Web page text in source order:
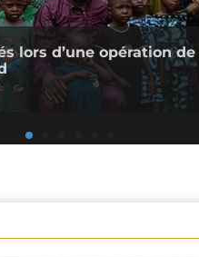
lors d’une opération de